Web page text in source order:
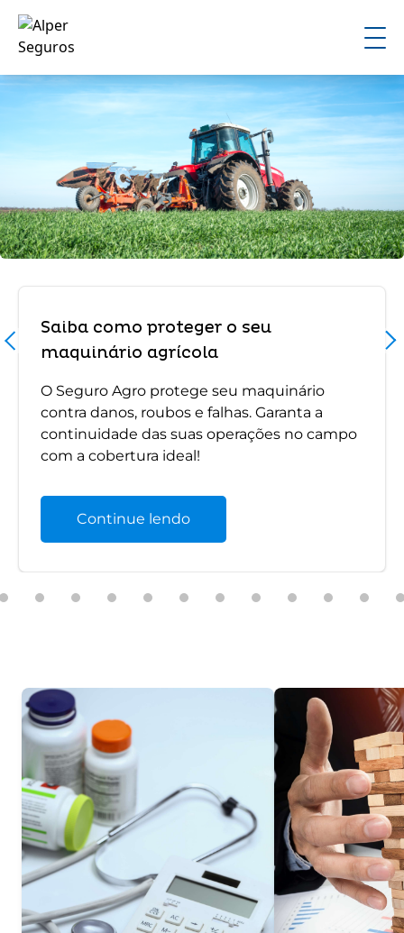
Saiba como proteger o seu
maquinário agrícola
O Seguro Agro protege seu maquinário
contra danos, roubos e falhas. Garanta a
continuidade das suas operações no campo
com a cobertura ideal!
Continue lendo